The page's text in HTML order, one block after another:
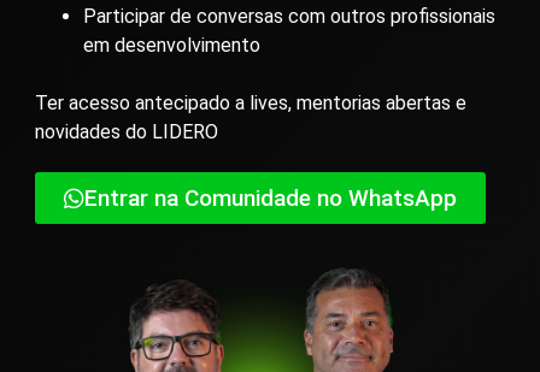
Participar de conversas com outros profissionais
em desenvolvimento
Ter acesso antecipado a lives, mentorias abertas e
novidades do LIDERO
Entrar na Comunidade no WhatsApp